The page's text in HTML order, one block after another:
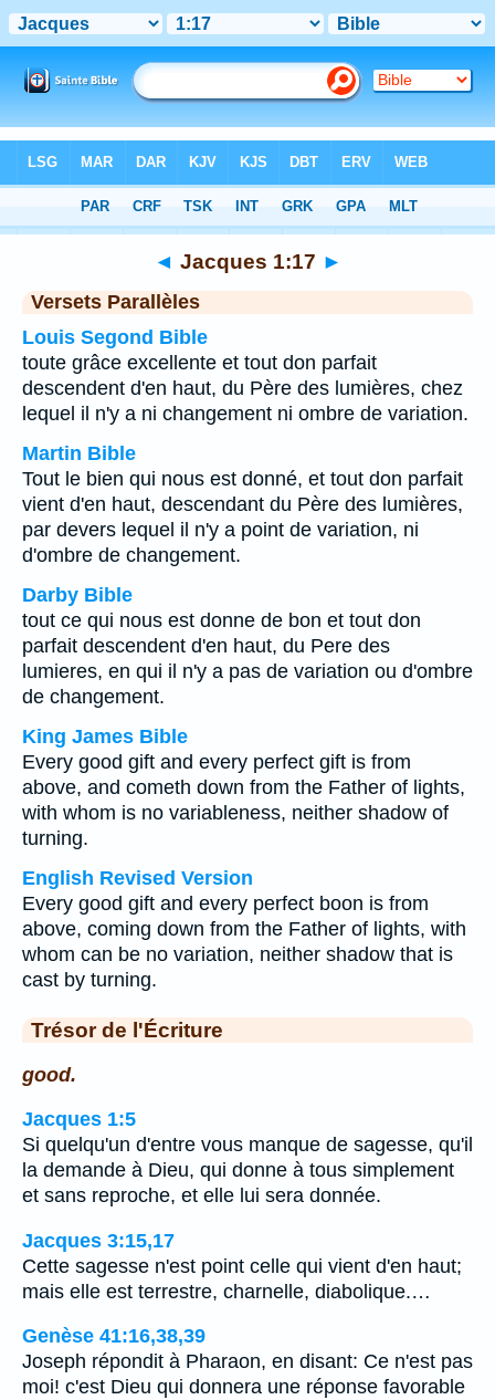
Chapitre 1 > Verset 17
◄ Jacques 1:17 ►
Versets Parallèles
Louis Segond Bible
toute grâce excellente et tout don parfait
descendent d'en haut, du Père des lumières, chez
lequel il n'y a ni changement ni ombre de variation.
Martin Bible
Tout le bien qui nous est donné, et tout don parfait
vient d'en haut, descendant du Père des lumières,
par devers lequel il n'y a point de variation, ni
d'ombre de changement.
Darby Bible
tout ce qui nous est donne de bon et tout don
parfait descendent d'en haut, du Pere des
lumieres, en qui il n'y a pas de variation ou d'ombre
de changement.
King James Bible
Every good gift and every perfect gift is from
above, and cometh down from the Father of lights,
with whom is no variableness, neither shadow of
turning.
English Revised Version
Every good gift and every perfect boon is from
above, coming down from the Father of lights, with
whom can be no variation, neither shadow that is
cast by turning.
Trésor de l'Écriture
good.
Jacques 1:5
Si quelqu'un d'entre vous manque de sagesse, qu'il
la demande à Dieu, qui donne à tous simplement
et sans reproche, et elle lui sera donnée.
Jacques 3:15,17
Cette sagesse n'est point celle qui vient d'en haut;
mais elle est terrestre, charnelle, diabolique.…
Genèse 41:16,38,39
Joseph répondit à Pharaon, en disant: Ce n'est pas
moi! c'est Dieu qui donnera une réponse favorable